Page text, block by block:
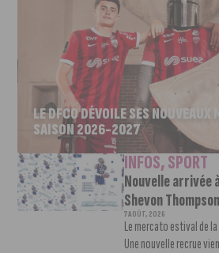
LE DFCO DÉVOILE SES
SAISON 2026-2027
INFOS,SPORT
Nouvelle arrivée
Shevon
7 AOÛT, 2026
Le mercato estival de la
Une nouvelle recrue